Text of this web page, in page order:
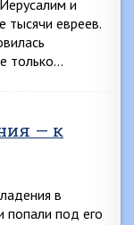
и
тысячи евреев.
только…
— к
в
попали под его